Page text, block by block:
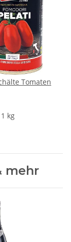
Tomaten
kg
mehr